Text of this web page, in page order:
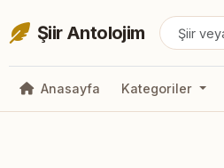
Şiir Antolojim
Anasayfa Kategoriler